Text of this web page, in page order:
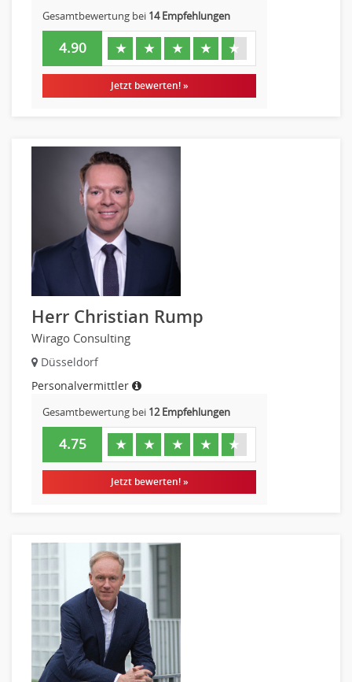
Gesamtbewertung bei 14 Empfehlungen
4.90 ★ ★ ★ ★ ★
Jetzt bewerten! »
Herr Christian Rump
Wirago Consulting
Düsseldorf
Personalvermittler
Gesamtbewertung bei 12 Empfehlungen
4.75 ★ ★ ★ ★ ★
Jetzt bewerten! »